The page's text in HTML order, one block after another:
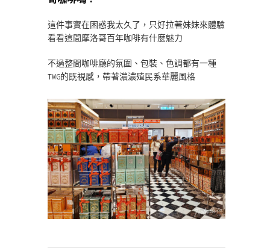
這件事實在困惑我太久了，只好拉著妹妹來體驗
看看這間摩洛哥百年咖啡有什麼魅力
不過整間咖啡廳的氛圍、包裝、色調都有一種
TWG的既視感，帶著濃濃殖民系華麗風格